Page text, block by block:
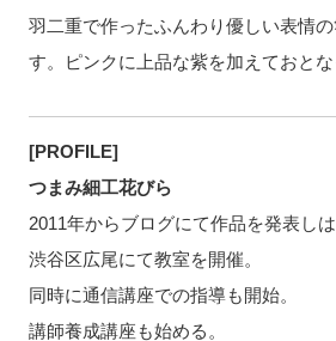
羽二重で作ったふんわり優しい表情
す。ピンクに上品な紫を加えておとな
[PROFILE]
つまみ細工花びら
2011年からブログにて作品を発表し
渋谷区広尾にて教室を開催。
同時に通信講座での指導も開始。
講師養成講座も始める。